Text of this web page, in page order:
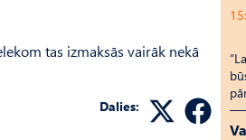
tas izmaksās vairāk nekā
Dalies: